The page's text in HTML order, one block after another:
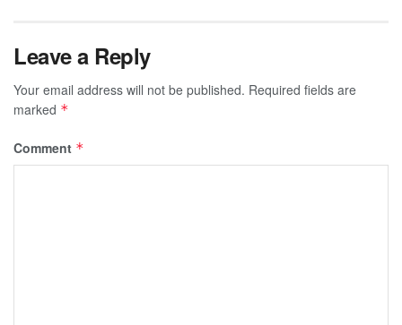
Leave a Reply
Your email address will not be published. Required fields are
marked *
Comment *